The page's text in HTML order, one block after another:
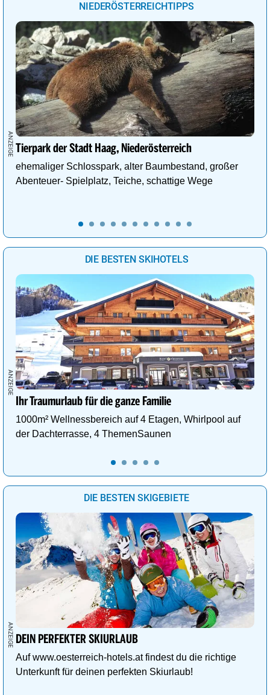
NIEDERÖSTERREICHTIPPS
Tierpark der Stadt Haag, Niederösterreich
ehemaliger Schlosspark, alter Baumbestand, großer
Abenteuer- Spielplatz, Teiche, schattige Wege
DIE BESTEN SKIHOTELS
Ihr Traumurlaub für die ganze Familie
1000m² Wellnessbereich auf 4 Etagen, Whirlpool auf
der Dachterrasse, 4 ThemenSaunen
DIE BESTEN SKIGEBIETE
DEIN PERFEKTER SKIURLAUB
Auf www.oesterreich-hotels.at findest du die richtige
Unterkunft für deinen perfekten Skiurlaub!